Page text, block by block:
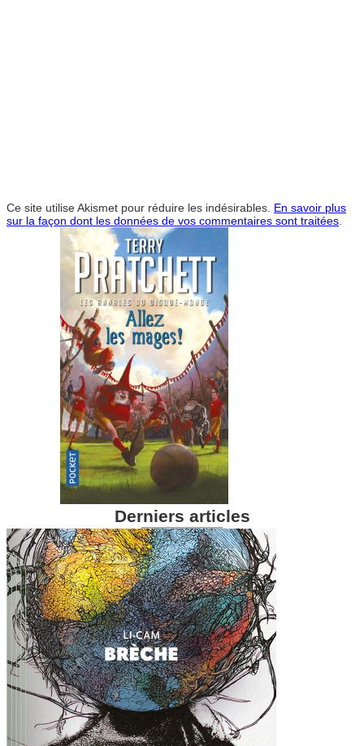
Ce site utilise Akismet pour réduire les indésirables. En savoir plus
sur la façon dont les données de vos commentaires sont traitées
Derniers articles